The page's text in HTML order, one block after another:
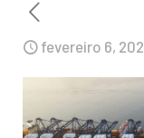
fevereiro 6,